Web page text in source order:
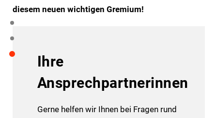
diesem neuen wichtigen Gremium!
Ihre
Ansprechpartnerinnen
Gerne helfen wir Ihnen bei Fragen rund